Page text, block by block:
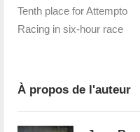
Tenth place for Attempto
Racing in six-hour race
À propos de l'auteur